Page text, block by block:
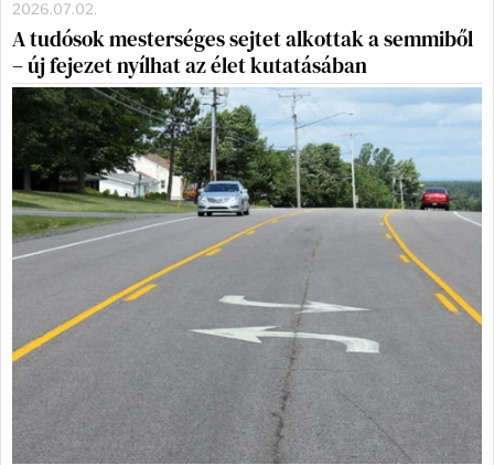
2026.07.02.
A tudósok mesterséges sejtet alkottak a semmiből
– új fejezet nyílhat az élet kutatásában